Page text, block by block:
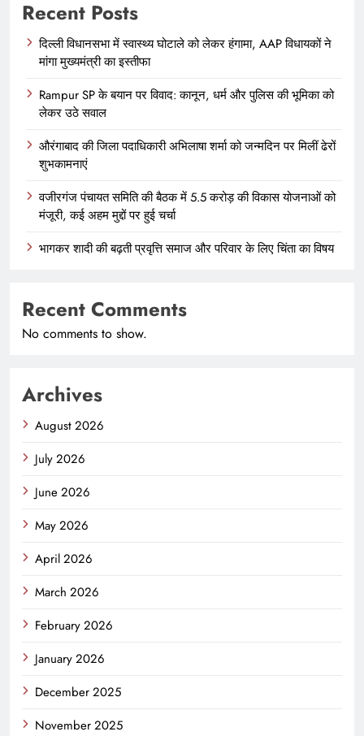
Recent Posts
दिल्ली विधानसभा में स्वास्थ्य घोटाले को लेकर हंगामा, AAP विधायकों ने
मांगा मुख्यमंत्री का इस्तीफा
Rampur SP के बयान पर विवाद: कानून, धर्म और पुलिस की भूमिका को
लेकर उठे सवाल
औरंगाबाद की जिला पदाधिकारी अभिलाषा शर्मा को जन्मदिन पर मिलीं ढेरों
शुभकामनाएं
वजीरगंज पंचायत समिति की बैठक में 5.5 करोड़ की विकास योजनाओं को
मंजूरी, कई अहम मुद्दों पर हुई चर्चा
भागकर शादी की बढ़ती प्रवृत्ति समाज और परिवार के लिए चिंता का विषय
Recent Comments
No comments to show.
Archives
August 2026
July 2026
June 2026
May 2026
April 2026
March 2026
February 2026
January 2026
December 2025
November 2025